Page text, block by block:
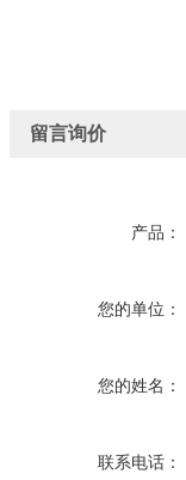
留言询价
产品：
您的单位：
您的姓名：
联系电话：